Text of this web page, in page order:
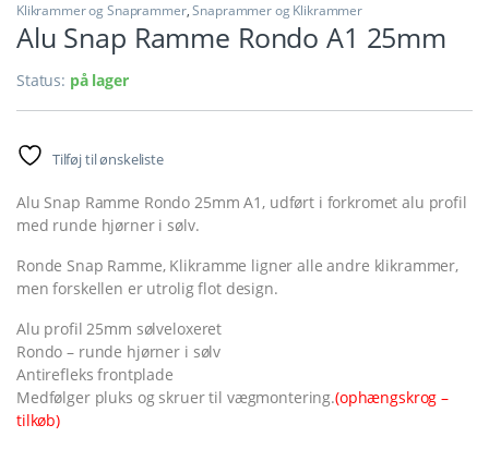
Klikrammer og Snaprammer,Snaprammer og Klikrammer
Alu Snap Ramme Rondo A1 25mm
Status: på lager
Tilføj til ønskeliste
Alu Snap Ramme Rondo 25mm A1, udført i forkromet alu profil
med runde hjørner i sølv.
Ronde Snap Ramme, Klikramme ligner alle andre klikrammer,
men forskellen er utrolig flot design.
Alu profil 25mm sølveloxeret
Rondo – runde hjørner i sølv
Antirefleks frontplade
Medfølger pluks og skruer til vægmontering.(ophængskrog –
tilkøb)